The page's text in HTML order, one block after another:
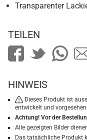
Transparenter
TEILEN
HINWEIS
Dieses Produkt ist
entwickelt und vorgesehen.
Achtung! Vor der
Alle gezeigten Bilder
Das tatsächliche Produkt